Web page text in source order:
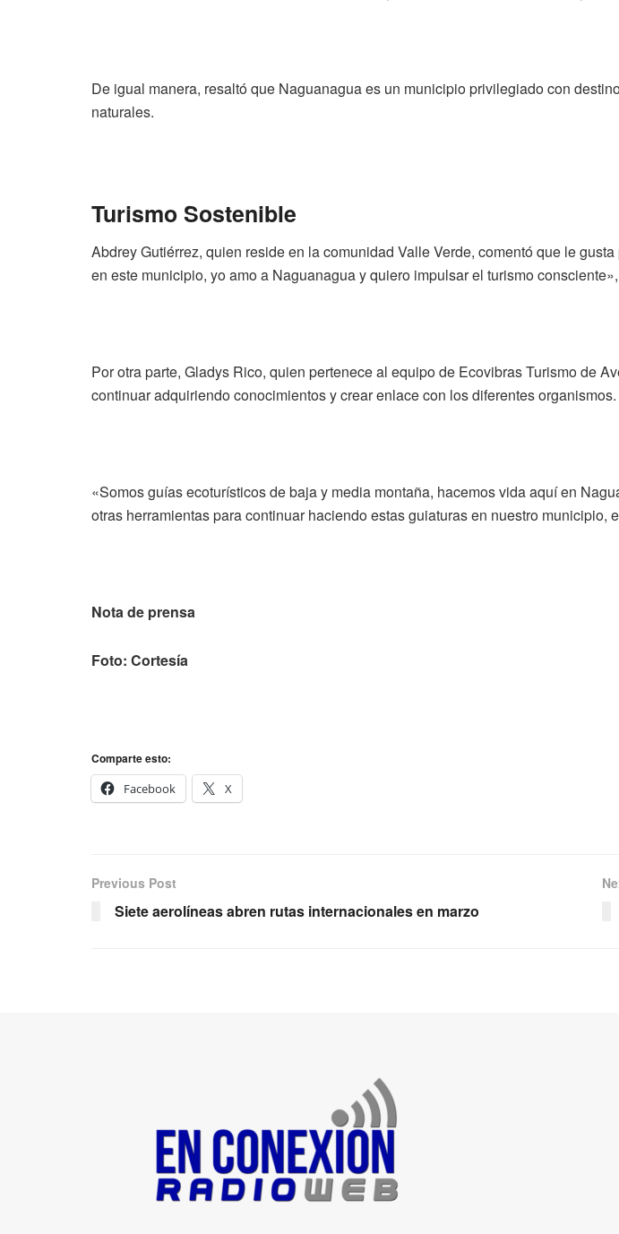
De igual manera, resaltó que Naguanagua es un municipio privilegiado con
naturales.
Turismo Sostenible
Abdrey Gutiérrez, quien reside en la comunidad Valle Verde, comentó que le
en este municipio, yo amo a Naguanagua y quiero impulsar el turismo
Por otra parte, Gladys Rico, quien pertenece al equipo de Ecovibras Turismo de
continuar adquiriendo conocimientos y crear enlace con los diferentes organismos.
«Somos guías ecoturísticos de baja y media montaña, hacemos vida aquí en
otras herramientas para continuar haciendo estas guiaturas en nuestro municipio,
Nota de prensa
Foto: Cortesía
Comparte esto:
Facebook
X
Previous Post
Siete aerolíneas abren rutas internacionales en marzo